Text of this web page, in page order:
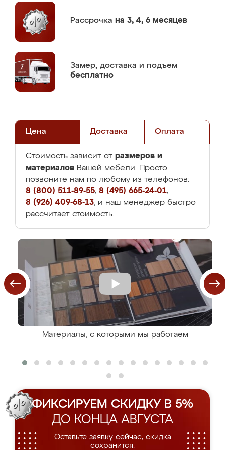
Рассрочка на 3, 4, 6 месяцев
Замер, доставка и подъем
бесплатно
Цена Доставка Оплата
Стоимость зависит от размеров и
материалов Вашей мебели. Просто
позвоните нам по любому из телефонов:
8 (800) 511-89-55, 8 (495) 665-24-01,
8 (926) 409-68-13, и наш менеджер быстро
рассчитает стоимость.
Материалы, с которыми мы работаем
ФИКСИРУЕМ СКИДКУ В 5%
ДО КОНЦА АВГУСТА
Оставьте заявку сейчас, скидка
сохранится.